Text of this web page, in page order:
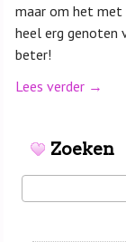
maar om het met
heel erg genoten
beter!
Lees verder →
Zoeken